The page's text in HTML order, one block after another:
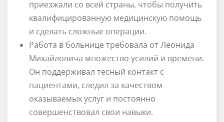
приезжали со всей страны, чтобы получить
квалифицированную медицинскую помощь
и сделать сложные операции.
Работа в больнице требовала от Леонида
Михайловича множество усилий и времени.
Он поддерживал тесный контакт с
пациентами, следил за качеством
оказываемых услуг и постоянно
совершенствовал свои навыки.